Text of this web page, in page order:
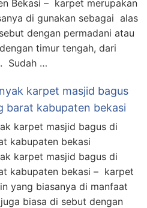
Bekasi – karpet merupakan
di gunakan sebagai alas
dengan permadani atau
timur tengah, dari
Sudah …
karpet masjid bagus
barat kabupaten bekasi
karpet masjid bagus di
kabupaten bekasi
karpet masjid bagus di
kabupaten bekasi – karpet
yang biasanya di manfaat
biasa di sebut dengan